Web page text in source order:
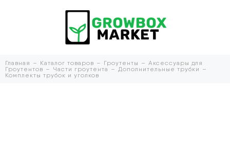
Главная Каталог товаров Гроутенты
Аксессуары для
Гроутентов
Части гроутента
Дополнительные трубки
Комплекты трубок и уголков